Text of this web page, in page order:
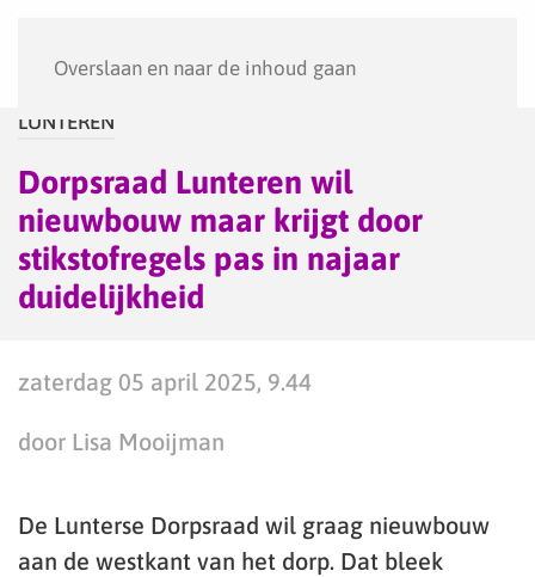
Overslaan en naar de inhoud gaan
LUNTEREN
Dorpsraad Lunteren wil
nieuwbouw maar krijgt door
stikstofregels pas in najaar
duidelijkheid
zaterdag 05 april 2025, 9.44
door Lisa Mooijman
De Lunterse Dorpsraad wil graag nieuwbouw
aan de westkant van het dorp. Dat bleek